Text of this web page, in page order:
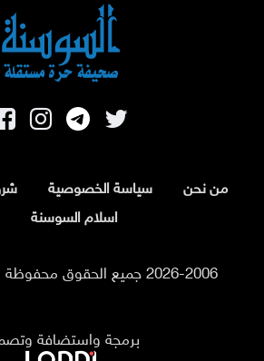
من نحن سياسة الخصوصية
اسلام السوسنة
2026-2006 جميع الحقوق محفوظة لموقع السوسنة
برمجة واستضافة